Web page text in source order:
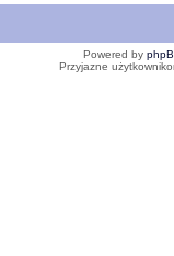
Powered by
Przyjazne